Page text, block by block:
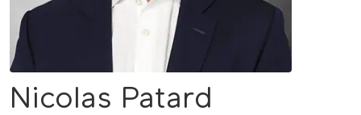
Nicolas Patard